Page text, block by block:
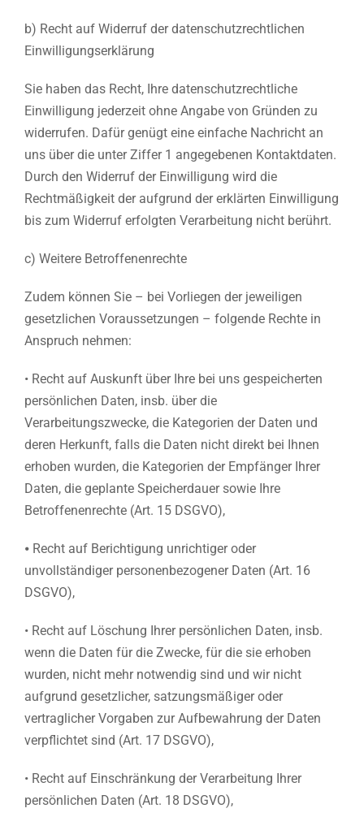
b) Recht auf Widerruf der datenschutzrechtlichen
Einwilligungserklärung
Sie haben das Recht, Ihre datenschutzrechtliche
Einwilligung jederzeit ohne Angabe von Gründen zu
widerrufen. Dafür genügt eine einfache Nachricht an
uns über die unter Ziffer 1 angegebenen Kontaktdaten.
Durch den Widerruf der Einwilligung wird die
Rechtmäßigkeit der aufgrund der erklärten Einwilligung
bis zum Widerruf erfolgten Verarbeitung nicht berührt.
c) Weitere Betroffenenrechte
Zudem können Sie – bei Vorliegen der jeweiligen
gesetzlichen Voraussetzungen – folgende Rechte in
Anspruch nehmen:
• Recht auf Auskunft über Ihre bei uns gespeicherten
persönlichen Daten, insb. über die
Verarbeitungszwecke, die Kategorien der Daten und
deren Herkunft, falls die Daten nicht direkt bei Ihnen
erhoben wurden, die Kategorien der Empfänger Ihrer
Daten, die geplante Speicherdauer sowie Ihre
Betroffenenrechte (Art. 15 DSGVO),
⦁ Recht auf Berichtigung unrichtiger oder
unvollständiger personenbezogener Daten (Art. 16
DSGVO),
• Recht auf Löschung Ihrer persönlichen Daten, insb.
wenn die Daten für die Zwecke, für die sie erhoben
wurden, nicht mehr notwendig sind und wir nicht
aufgrund gesetzlicher, satzungsmäßiger oder
vertraglicher Vorgaben zur Aufbewahrung der Daten
verpflichtet sind (Art. 17 DSGVO),
• Recht auf Einschränkung der Verarbeitung Ihrer
persönlichen Daten (Art. 18 DSGVO),